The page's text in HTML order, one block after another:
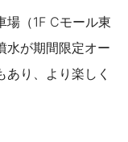
場（1F Cモール東
水が期間限定オー
り、より楽しく